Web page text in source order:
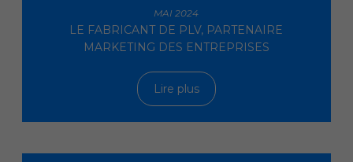
MAI 2024
LE FABRICANT DE PLV, PARTENAIRE
MARKETING DES ENTREPRISES
Lire plus